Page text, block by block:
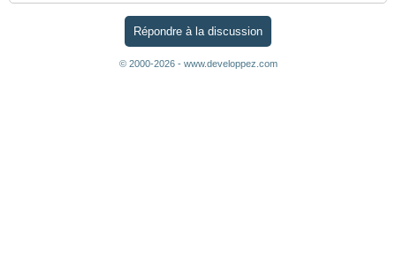
Répondre à la discussion
© 2000-2026 - www.developpez.com